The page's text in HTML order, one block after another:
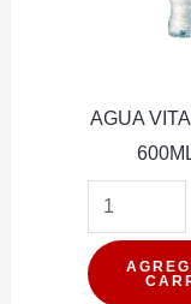
AGUA